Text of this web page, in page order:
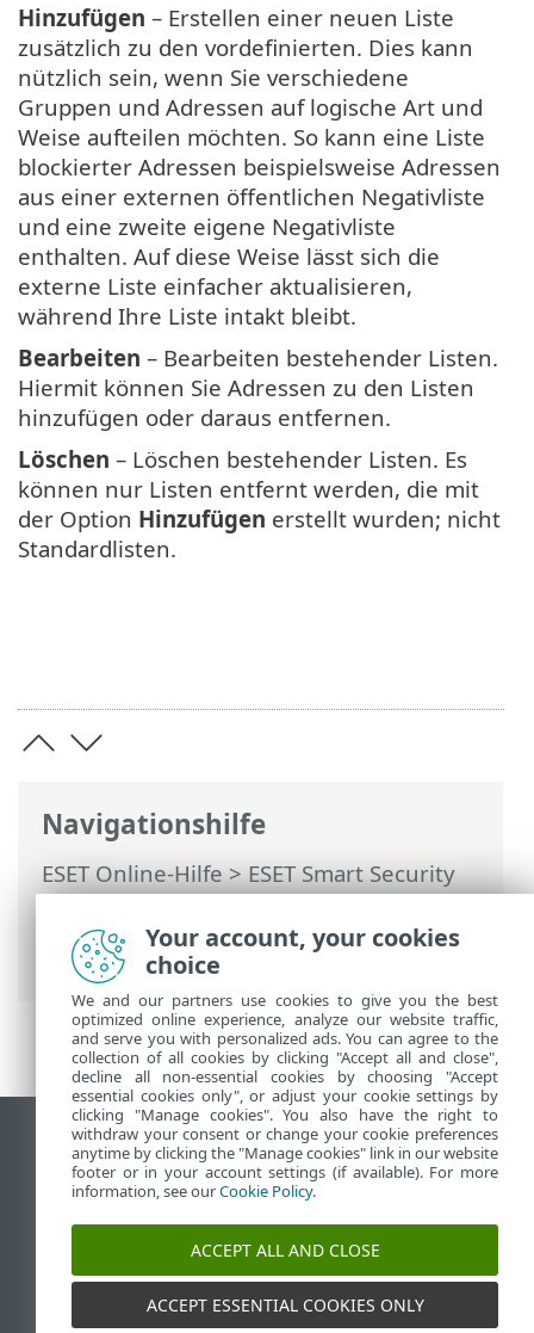
Navigationshilfe
ESET Online-Hilfe>ESET Smart Security
Premium>Erweiterte Einstellungen>
Schutzfunktionen>Web-Schutz>
Verwaltung von URL-Listen
Hinzufügen – Erstellen einer neuen Liste
zusätzlich zu den vordefinierten. Dies kann
nützlich sein, wenn Sie verschiedene
Gruppen und Adressen auf logische Art und
Weise aufteilen möchten. So kann eine Liste
blockierter Adressen beispielsweise Adressen
aus einer externen öffentlichen Negativliste
und eine zweite eigene Negativliste
enthalten. Auf diese Weise lässt sich die
externe Liste einfacher aktualisieren,
während Ihre Liste intakt bleibt.
Bearbeiten – Bearbeiten bestehender Listen.
Hiermit können Sie Adressen zu den Listen
hinzufügen oder daraus entfernen.
Löschen – Löschen bestehender Listen. Es
können nur Listen entfernt werden, die mit
der Option Hinzufügen erstellt wurden; nicht
Standardlisten.
Desktop-Site anzeigen
End of Life
ESET Knowledgebase
ESET-Forum
ESET Status Portal
Regionaler Support
Your account, your cookies
choice
We and our partners use cookies to give you the best
optimized online experience, analyze our website traffic,
and serve you with personalized ads. You can agree to the
collection of all cookies by clicking "Accept all and close",
decline all non-essential cookies by choosing "Accept
essential cookies only", or adjust your cookie settings by
clicking "Manage cookies". You also have the right to
withdraw your consent or change your cookie preferences
anytime by clicking the "Manage cookies" link in our website
footer or in your account settings (if available). For more
information, see ourCookie Policy.
ACCEPT ALL AND CLOSE
ACCEPT ESSENTIAL COOKIES ONLY